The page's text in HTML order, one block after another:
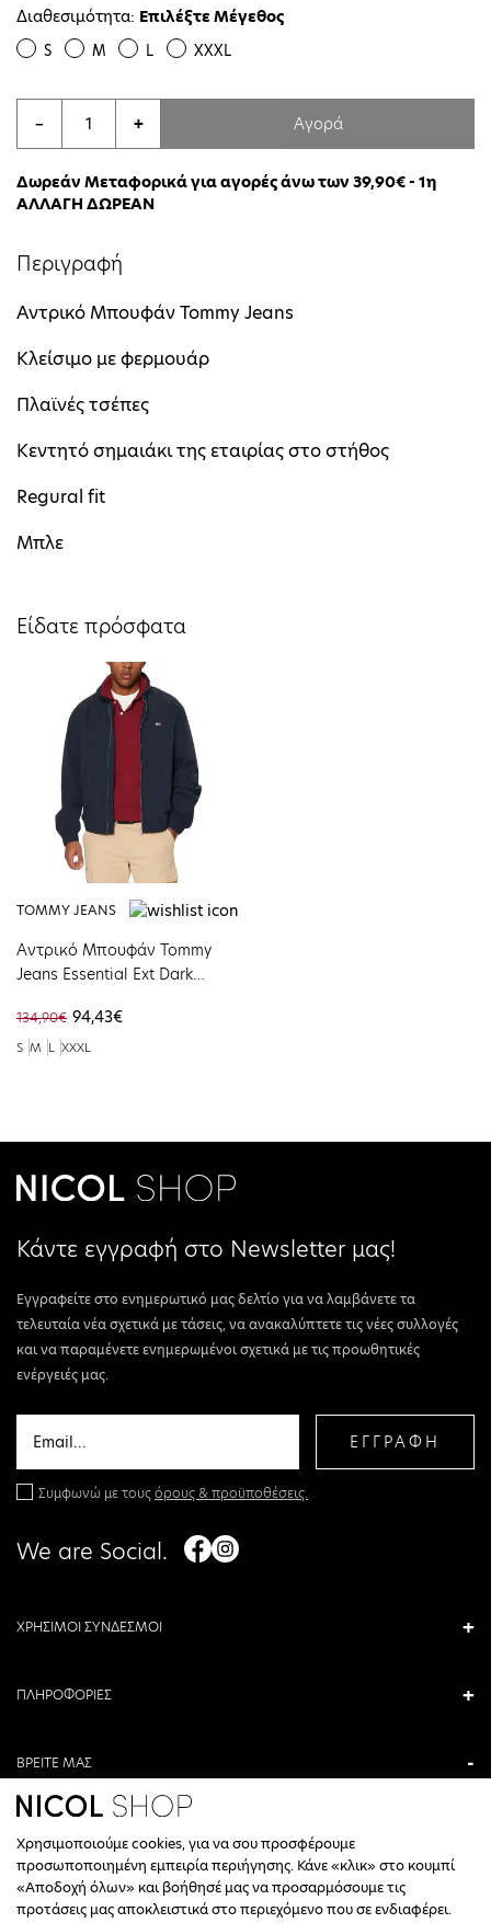
Διαθεσιμότητα: Επιλέξτε Μέγεθος
S M L XXXL
− + Αγορά
Δωρεάν Μεταφορικά για αγορές άνω των 39,90€ - 1η
ΑΛΛΑΓΗ ΔΩΡΕΑΝ
Περιγραφή
Αντρικό Μπουφάν Tommy Jeans
Κλείσιμο με φερμουάρ
Πλαϊνές τσέπες
Κεντητό σημαιάκι της εταιρίας στο στήθος
Regural fit
Μπλε
Είδατε πρόσφατα
TOMMY JEANS
Αντρικό Μπουφάν Tommy
Jeans Essential Ext Dark
C1G
134,90€ 94,43€
S M L XXXL
Κάντε εγγραφή στο Newsletter μας!
Εγγραφείτε στο ενημερωτικό μας δελτίο για να λαμβάνετε τα
τελευταία νέα σχετικά με τάσεις, να ανακαλύπτετε τις νέες συλλογές
και να παραμένετε ενημερωμένοι σχετικά με τις προωθητικές
ενέργειές μας.
ΕΓΓΡΑΦΗ
Συμφωνώ με τουςόρους & προϋποθέσεις.
We are Social.
ΧΡΗΣΙΜΟΙ ΣΥΝΔΕΣΜΟΙ
ΠΛΗΡΟΦΟΡΙΕΣ
ΒΡΕΙΤΕ ΜΑΣ
ΑΝΤΩΝΙΟΥ ΚΑΜΑΡΑ 3, ΒΕΡΟΙΑ, ΕΛΛΑΔΑ
+30 23310 76336
ΩΡΑΡΙΟ ΤΗΛΕΦΩΝΙΚΟΥ ΚΕΝΤΡΟΥ
Χρησιμοποιούμε cookies, για να σου προσφέρουμε
προσωποποιημένη εμπειρία περιήγησης. Κάνε «κλικ» στο κουμπί
«Αποδοχή όλων» και βοήθησέ μας να προσαρμόσουμε τις
προτάσεις μας αποκλειστικά στο περιεχόμενο που σε ενδιαφέρει.